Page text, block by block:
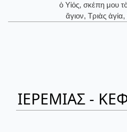
ὁ Υἱός, σκέπη μου
ἅγιον, Τριὰς
ΙΕΡΕΜΙΑΣ -